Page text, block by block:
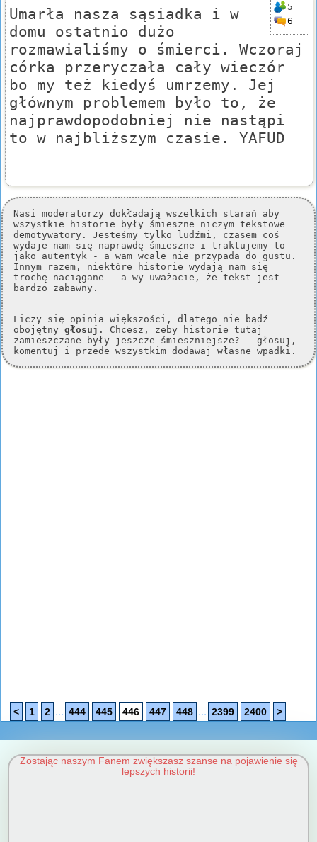
5
6
Umarła nasza sąsiadka i w
domu ostatnio dużo
rozmawialiśmy o śmierci. Wczoraj
córka przeryczała cały wieczór
bo my też kiedyś umrzemy. Jej
głównym problemem było to, że
najprawdopodobniej nie nastąpi
to w najbliższym czasie. YAFUD
Nasi moderatorzy dokładają wszelkich starań aby
wszystkie historie były śmieszne niczym tekstowe
demotywatory. Jesteśmy tylko ludźmi, czasem coś
wydaje nam się naprawdę śmieszne i traktujemy to
jako autentyk - a wam wcale nie przypada do gustu.
Innym razem, niektóre historie wydają nam się
trochę naciągane - a wy uważacie, że tekst jest
bardzo zabawny.
Liczy się opinia większości, dlatego nie bądź
obojętny głosuj . Chcesz, żeby historie tutaj
zamieszczane były jeszcze śmieszniejsze? - głosuj,
komentuj i przede wszystkim dodawaj własne wpadki.
< 1 2 ... 444 445 446 447 448 ... 2399 2400 >
Zostając naszym Fanem zwiększasz szanse na pojawienie się
lepszych historii!